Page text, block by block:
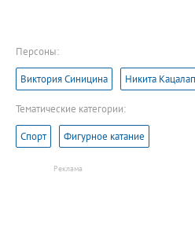
Персоны:
Виктория Синицина Никита
Тематические категории:
Спорт Фигурное катание